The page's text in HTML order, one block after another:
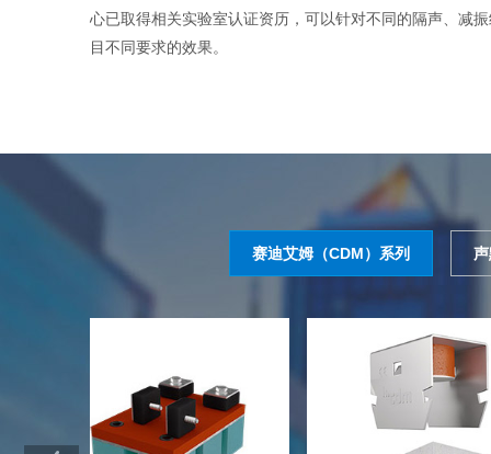
心已取得相关实验室认证资历，可以针对不同的隔声、减
目不同要求的效果。
赛迪艾姆（CDM）系列